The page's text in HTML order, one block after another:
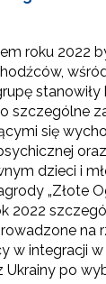
roku 2022
stanowiły
szczególne
się
dzieci i
„Złote
2022
na
w integracji w
Ukrainy po